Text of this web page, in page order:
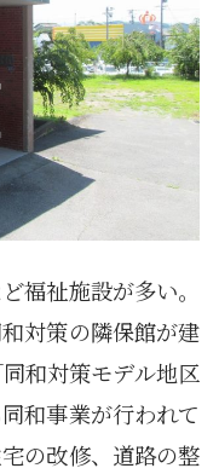
福祉施設が多い。
対策の隣保館が建
和対策モデル地区
和事業が行われて
の改修、道路の整